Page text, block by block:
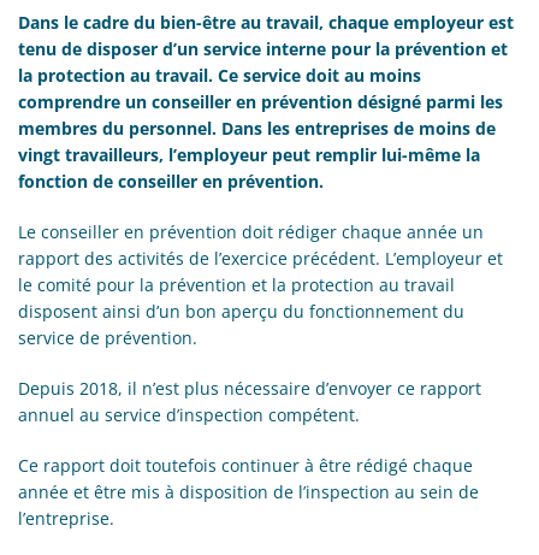
Dans le cadre du bien-être au travail, chaque employeur est
tenu de disposer d’un service interne pour la prévention et
la protection au travail. Ce service doit au moins
comprendre un conseiller en prévention désigné parmi les
membres du personnel. Dans les entreprises de moins de
vingt travailleurs, l’employeur peut remplir lui-même la
fonction de conseiller en prévention.
Le conseiller en prévention doit rédiger chaque année un
rapport des activités de l’exercice précédent. L’employeur et
le comité pour la prévention et la protection au travail
disposent ainsi d’un bon aperçu du fonctionnement du
service de prévention.
Depuis 2018, il n’est plus nécessaire d’envoyer ce rapport
annuel au service d’inspection compétent.
Ce rapport doit toutefois continuer à être rédigé chaque
année et être mis à disposition de l’inspection au sein de
l’entreprise.